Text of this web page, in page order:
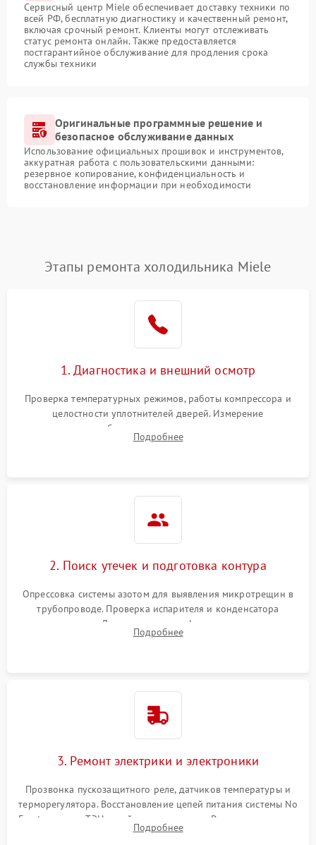
Сервисный центр Miele обеспечивает доставку техники по
всей РФ, бесплатную диагностику и качественный ремонт,
включая срочный ремонт. Клиенты могут отслеживать
статус ремонта онлайн. Также предоставляется
постгарантийное обслуживание для продления срока
службы техники
Оригинальные программные решение и
безопасное обслуживание данных
Использование официальных прошивок и инструментов,
аккуратная работа с пользовательскими данными:
резервное копирование, конфиденциальность и
восстановление информации при необходимости
Этапы ремонта холодильника Miele
1. Диагностика и внешний осмотр
Проверка температурных режимов, работы компрессора и
целостности уплотнителей дверей. Измерение
сопротивления обмоток мотора, проверка термостата и
считывание кодов ошибок с электронного дисплея.
Подробнее
2. Поиск утечек и подготовка контура
Опрессовка системы азотом для выявления микротрещин в
трубопроводе. Проверка испарителя и конденсатора
течеискателем. Демонтаж старого фильтра-осушителя и
продувка капиллярной трубки для устранения засоров.
Подробнее
3. Ремонт электрики и электроники
Прозвонка пускозащитного реле, датчиков температуры и
терморегулятора. Восстановление цепей питания системы No
Frost, включая ТЭН оттайки и вентилятор. Ремонт или замена
платы управления при сбоях алгоритмов.
Подробнее